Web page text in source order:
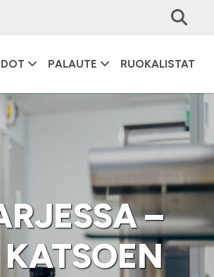
PALAUTE RUOKALISTAT
–